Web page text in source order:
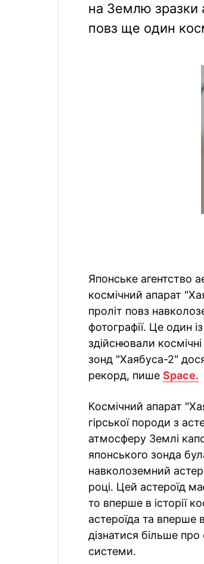
на Землю зразки
повз ще один
Японське агентство
космічний апарат
проліт повз
фотографії. Це один
здійснювали
зонд "Хаябуса-2"
рекорд, пише Space.
Космічний апарат
гірської породи з
атмосферу Землі
японського зонда
навколоземний
році. Цей астероїд
то вперше в історії
астероїда та вперше
дізнатися більше
системи.